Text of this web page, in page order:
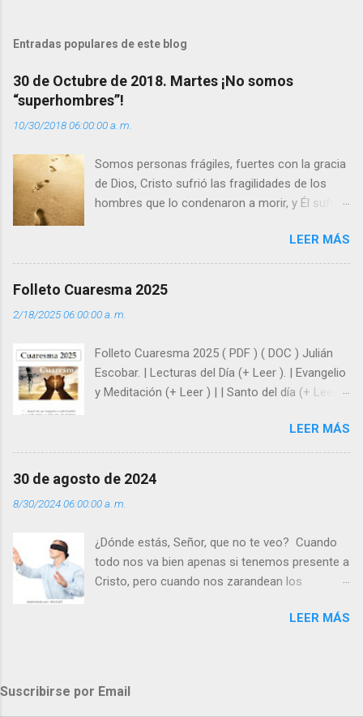
t
r
i
o
s
Entradas populares de este blog
30 de Octubre de 2018. Martes ¡No somos
“superhombres”!
10/30/2018 06:00:00 a. m.
Somos personas frágiles, fuertes con la gracia
de Dios, Cristo sufrió las fragilidades de los
hombres que lo condenaron a morir, y Él sufrió
enseña Jesucristo? Que, si seguimos sus
huellas, sin ser superhombres, podemos
siempre está pendiente de nosotros. Amar es
y protegidos por nosotros. “ Señor, soy un
árbol sin frutos, pero tú me das la savia para
que al menos mis ramas y hojas den sombra
super hombre? - ¿Superas tu fragilidad con la
gracia de Dios? Julián Escobar. | Lecturas del
Día (+ Leer ). | Evangelio y Meditación (+ Leer ) |
LEER MÁS
Folleto Cuaresma 2025
2/18/2025 06:00:00 a. m.
Folleto Cuaresma 2025 ( PDF ) ( DOC ) Julián
Escobar. | Lecturas del Día (+ Leer ). | Evangelio
y Meditación (+ Leer ) | | Santo del día (+ Leer )
LEER MÁS
30 de agosto de 2024
8/30/2024 06:00:00 a. m.
¿Dónde estás, Señor, que no te veo? Cuando
todo nos va bien apenas si tenemos presente a
Cristo, pero cuando nos zarandean los
“¿Dónde estás, Señor, que no te veo, que me
tumba vacía, y yo estoy Resucitado. No me ves
LEER MÁS
Suscribirse por Email